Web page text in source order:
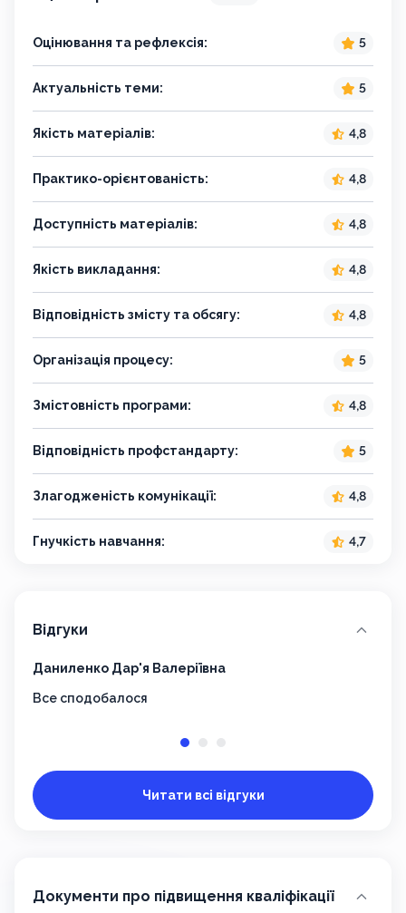
Оцінювання та рефлексія: 5
Актуальність теми: 5
Якість матеріалів: 4,8
Практико-орієнтованість: 4,8
Доступність матеріалів: 4,8
Якість викладання: 4,8
Відповідність змісту та обсягу: 4,8
Організація процесу: 5
Змістовність програми: 4,8
Відповідність профстандарту: 5
Злагодженість комунікації: 4,8
Гнучкість навчання: 4,7
Відгуки
Даниленко Дар'я Валеріївна
Все сподобалося
Читати всі відгуки
Документи про підвищення кваліфікації